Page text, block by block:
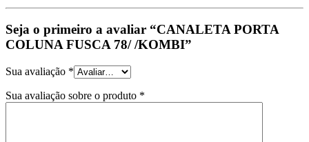
Seja o primeiro a avaliar “CANALETA PORTA
COLUNA FUSCA 78/ /KOMBI”
Sua avaliação *
Sua avaliação sobre o produto *